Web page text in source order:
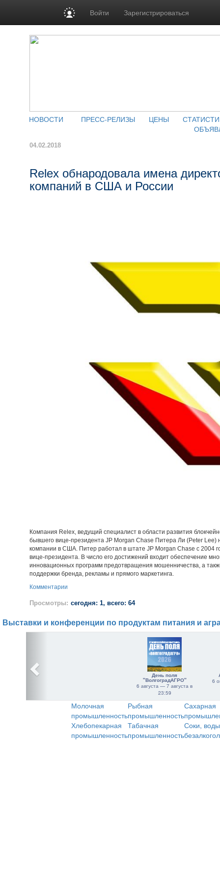
Войти Зарегистрироваться
НОВОСТИ ПРЕСС-РЕЛИЗЫ ЦЕНЫ
04.02.2018
Relex обнародовала имена
компаний в США и России
Компания Relex, ведущий специалист в области развития
бывшего вице-президента JP Morgan Chase Питера Ли (Peter Lee)
компании в США. Питер работал в штате JP Morgan Chase с 2004
вице-президента. В число его достижений входит обеспечение
инновационных программ предотвращения мошенничества, а
поддержки бренда, рекламы и прямого маркетинга.
Комментарии
Просмотры: сегодня: 1, всего: 64
Выставки и конференции по продуктам питания и
День поля
"ВолгоградАГРО"
6 августа — 7 августа в
23:59
6
Молочная
промышленность
Рыбная
промышленность
Сахарная
Хлебопекарная
промышленность
Табачная
промышленность
Соки,